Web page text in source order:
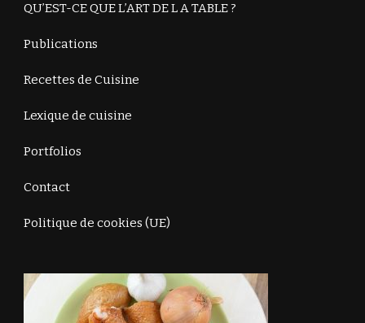
QU’EST-CE QUE L’ART DE L A TABLE ?
Publications
Recettes de Cuisine
Lexique de cuisine
Portfolios
Contact
Politique de cookies (UE)